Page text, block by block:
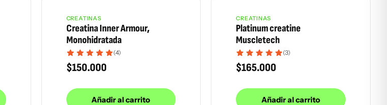
Más vendido
CREATINAS
Creatina Inner Armour,
Monohidratada
(4)
$150.000
Añadir al carrito
Más vendido
CREATINAS
Platinum creatine
Muscletech
(3)
$165.000
Añadir al carrito